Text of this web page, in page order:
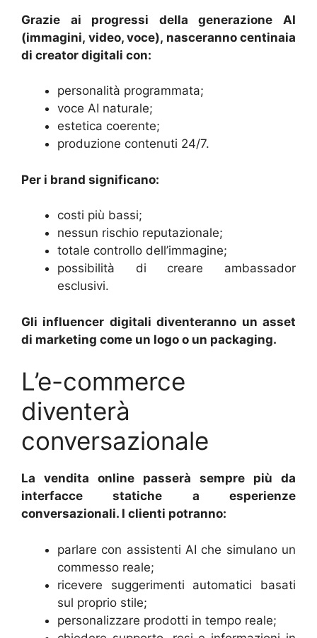
Grazie ai progressi della generazione AI
(immagini, video, voce), nasceranno centinaia
di creator digitali con:
personalità programmata;
voce AI naturale;
estetica coerente;
produzione contenuti 24/7.
Per i brand significano:
costi più bassi;
nessun rischio reputazionale;
totale controllo dell’immagine;
possibilità di creare ambassador
esclusivi.
Gli influencer digitali diventeranno un asset
di marketing come un logo o un packaging.
L’e-commerce
diventerà
conversazionale
La vendita online passerà sempre più da
interfacce statiche a esperienze
conversazionali. I clienti potranno:
parlare con assistenti AI che simulano un
commesso reale;
ricevere suggerimenti automatici basati
sul proprio stile;
personalizzare prodotti in tempo reale;